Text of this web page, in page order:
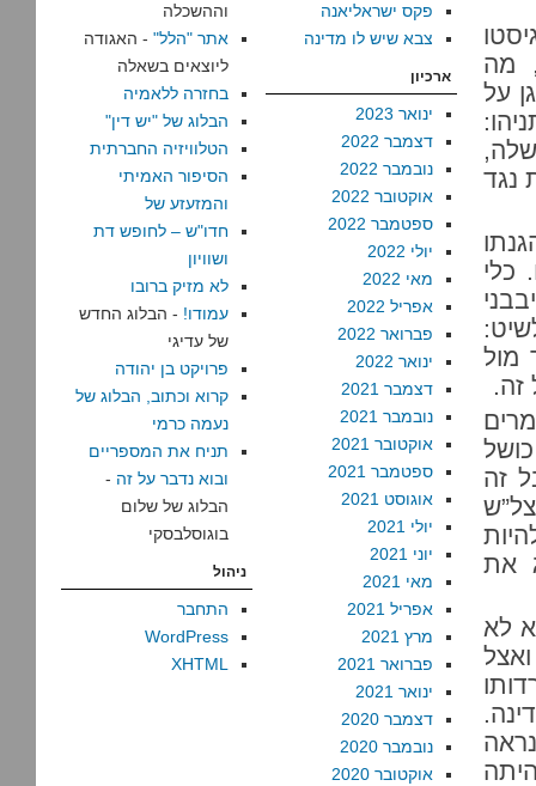
מה
על
נגד
כלי
מול
זה.
זה
את
לא
פקס ישראליאנה
צבא שיש לו מדינה
ארכיון
ינואר 2023
דצמבר 2022
נובמבר 2022
אוקטובר 2022
ספטמבר 2022
יולי 2022
מאי 2022
אפריל 2022
פברואר 2022
ינואר 2022
דצמבר 2021
נובמבר 2021
אוקטובר 2021
ספטמבר 2021
אוגוסט 2021
יולי 2021
יוני 2021
מאי 2021
אפריל 2021
מרץ 2021
פברואר 2021
ינואר 2021
דצמבר 2020
נובמבר 2020
אוקטובר 2020
וההשכלה
אתר "הלל" - האגודה
ליוצאים בשאלה
בחזרה ללאמיה
הבלוג של "יש דין"
הטלוויזיה החברתית
הסיפור האמיתי
והמזעזע של
חדו"ש – לחופש דת
ושוויון
לא מזיק ברובו
עמודו! - הבלוג החדש
של עדיגי
פרויקט בן יהודה
קרוא וכתוב, הבלוג של
נעמה כרמי
תניח את המספריים
ובוא נדבר על זה -
הבלוג של שלום
בוגוסלבסקי
ניהול
התחבר
WordPress
XHTML